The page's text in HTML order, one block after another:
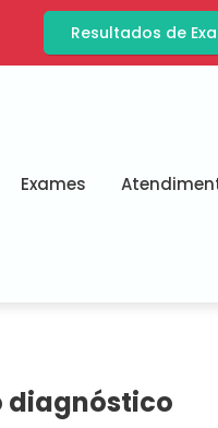
Resultados de
Exames
diagnóstico